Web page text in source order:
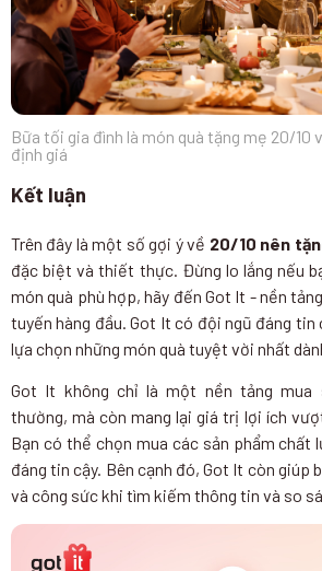
Bữa tối gia đình là món quà tặng mẹ 20/10
định giá
Kết luận
Trên đây là một số gợi ý về 20/10 nên
đặc biệt và thiết thực. Đừng lo lắng nếu
món quà phù hợp, hãy đến Got It - nền
tuyến hàng đầu. Got It có đội ngũ đáng tin
lựa chọn những món quà tuyệt vời nhất
Got It không chỉ là một nền tảng mua
thường, mà còn mang lại giá trị lợi ích
Bạn có thể chọn mua các sản phẩm chất
đáng tin cậy. Bên cạnh đó, Got It còn giúp
và công sức khi tìm kiếm thông tin và so